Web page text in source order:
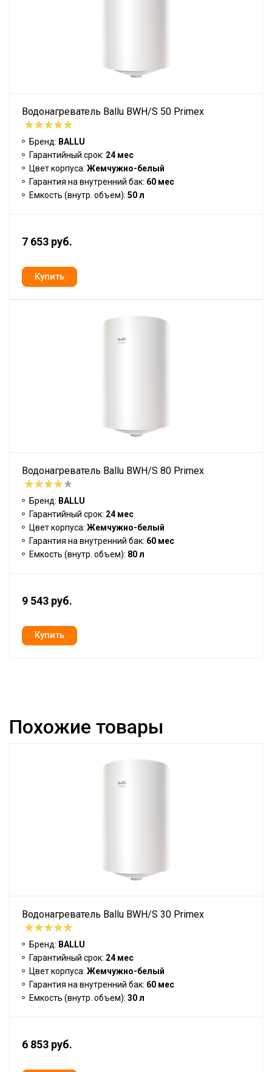
Водонагреватель Ballu BWH/S 50 Primex
Бренд: BALLU
Гарантийный срок: 24 мес
Цвет корпуса: Жемчужно-белый
Гарантия на внутренний бак: 60 мес
Емкость (внутр. объем): 50 л
7 653 руб.
Водонагреватель Ballu BWH/S 80 Primex
Бренд: BALLU
Гарантийный срок: 24 мес
Цвет корпуса: Жемчужно-белый
Гарантия на внутренний бак: 60 мес
Емкость (внутр. объем): 80 л
9 543 руб.
Похожие товары
Водонагреватель Ballu BWH/S 30 Primex
Бренд: BALLU
Гарантийный срок: 24 мес
Цвет корпуса: Жемчужно-белый
Гарантия на внутренний бак: 60 мес
Емкость (внутр. объем): 30 л
6 853 руб.